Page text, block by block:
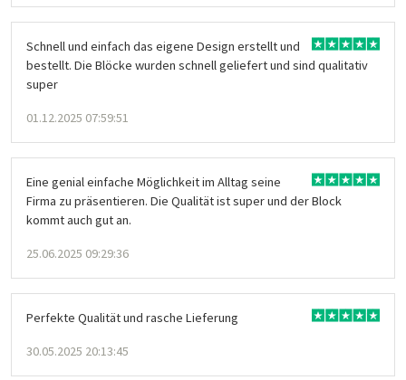
Schnell und einfach das eigene Design erstellt und
bestellt. Die Blöcke wurden schnell geliefert und sind qualitativ
super
01.12.2025 07:59:51
Eine genial einfache Möglichkeit im Alltag seine
Firma zu präsentieren. Die Qualität ist super und der Block
kommt auch gut an.
25.06.2025 09:29:36
Perfekte Qualität und rasche Lieferung
30.05.2025 20:13:45